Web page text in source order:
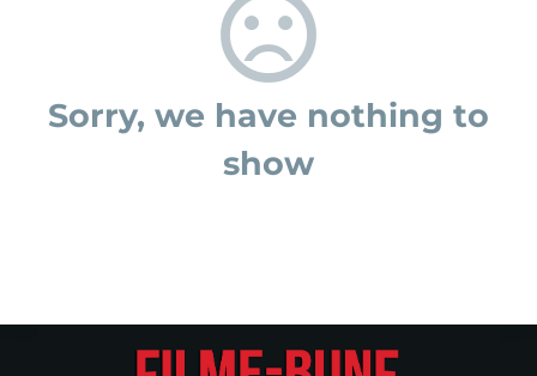
Sorry, we have nothing to
show